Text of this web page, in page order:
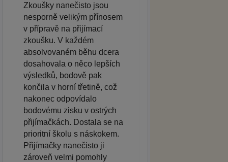
Zkoušky nanečisto jsou
nesporně velikým přínosem
v přípravě na přijímací
zkoušku. V každém
absolvovaném běhu dcera
dosahovala o něco lepších
výsledků, bodově pak
končila v horní třetině, což
nakonec odpovídalo
bodovému zisku v ostrých
přijímačkách. Dostala se na
prioritní školu s náskokem.
Přijímačky nanečisto ji
zároveň velmi pomohly